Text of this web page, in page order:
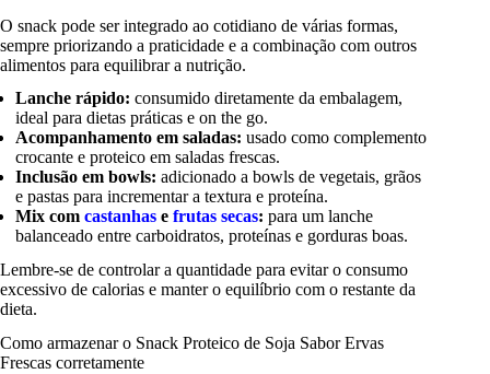
O snack pode ser integrado ao cotidiano de várias formas,
sempre priorizando a praticidade e a combinação com outros
alimentos para equilibrar a nutrição.
Lanche rápido: consumido diretamente da embalagem,
ideal para dietas práticas e on the go.
Acompanhamento em saladas: usado como complemento
crocante e proteico em saladas frescas.
Inclusão em bowls: adicionado a bowls de vegetais, grãos
e pastas para incrementar a textura e proteína.
Mix comcastanhas efrutas secas: para um lanche
balanceado entre carboidratos, proteínas e gorduras boas.
Lembre-se de controlar a quantidade para evitar o consumo
excessivo de calorias e manter o equilíbrio com o restante da
dieta.
Como armazenar o Snack Proteico de Soja Sabor Ervas
Frescas corretamente